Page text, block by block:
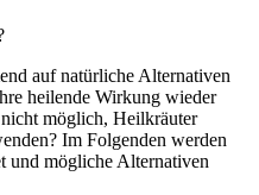
auf natürliche Alternativen
heilende Wirkung wieder
möglich, Heilkräuter
Im Folgenden werden
und mögliche Alternativen